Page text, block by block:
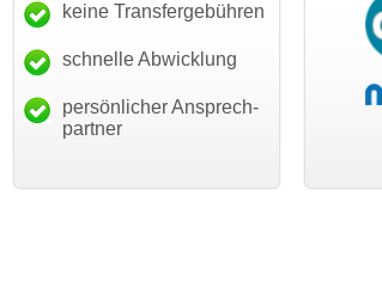
"Danke für den schnellen
Transfer und guten Service!"
Thomas Schäfer
i can eckert communication GmbH
"Ich bin
haben. Die
keine Transfergebühren
schnelle Abwicklung
persönlicher Ansprech-
partner